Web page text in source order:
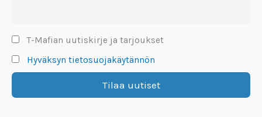
T-Mafian uutiskirje ja tarjoukset
Hyväksyn tietosuojakäytännön